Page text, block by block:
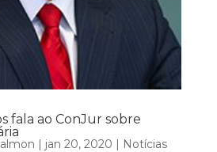
fala ao ConJur sobre
| jan 20, 2020 | Notícias